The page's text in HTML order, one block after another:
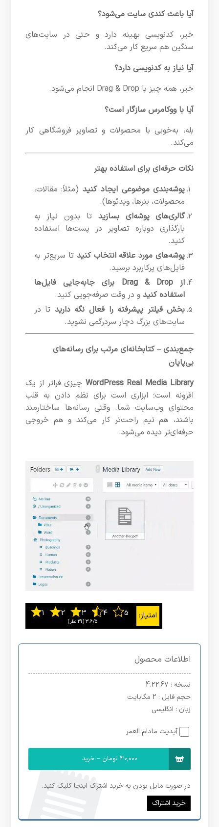
آیا باعث کندی سایت می‌شود؟
خیر، کدنویسی بهینه دارد و حتی در سایت‌های
سنگین هم سریع کار می‌کند.
آیا نیاز به کدنویسی دارد؟
خیر، همه چیز با Drag & Drop انجام می‌شود.
آیا با ووکامرس سازگار است؟
بله، به‌خوبی با محصولات و تصاویر فروشگاهی کار
می‌کند.
نکات حرفه‌ای برای استفاده بهتر
پوشه‌بندی موضوعی ایجاد کنید(مثلاً: مقالات،
محصولات، بنرها، ویدئوها).
گالری‌های پوشه‌ای بسازید تا بدون نیاز به
بارگذاری دوباره تصاویر در پست‌ها استفاده
کنید.
پوشه‌های مورد علاقه انتخاب کنید تا سریع‌تر به
فایل‌های پرکاربرد برسید.
از Drag & Drop برای جابه‌جایی فایل‌ها
استفاده کنیدو در وقت صرفه‌جویی کنید.
بخش فیلتر پیشرفته را فعال نگه دارید تا در
سایت‌های بزرگ دچار سردرگمی نشوید.
جمع‌بندی – کتابخانه‌ای مرتب برای رسانه‌های
بی‌پایان
WordPress Real Media Library چیزی فراتر از یک
افزونه است؛ ابزاری است برای نظم دادن به قلب
محتوای وب‌سایت شما. وقتی رسانه‌ها ساختارمند
باشند، هم تیم راحت‌تر کار می‌کند و هم خروجی
حرفه‌ای‌تر دیده می‌شود.
3.6/5 ‏‫(31 نظر)‬
اطلاعات محصول
نسخه : 4.22.67
حجم فایل : 2 مگابایت
زبان : انگلیسی
آپدیت مادام العمر
40,000 تومان – خرید
در صورت مایل بودن به خرید اشتراک اینجا کلیک کنید.
خرید اشتراک